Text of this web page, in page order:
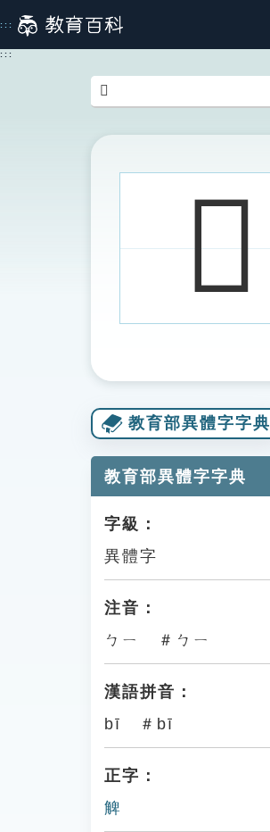
到
主
:::
:::
𧤃
教育部異體字字典
教育部異體字字典
字級：
異體字
注音：
ㄅㄧ ＃ㄅㄧ
漢語拼音：
bī ＃bī
正字：
䚜